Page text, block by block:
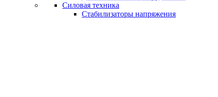
Силовая техника
Стабилизаторы напряжения